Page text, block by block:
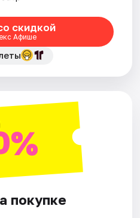
скидкой
Афише
покупке